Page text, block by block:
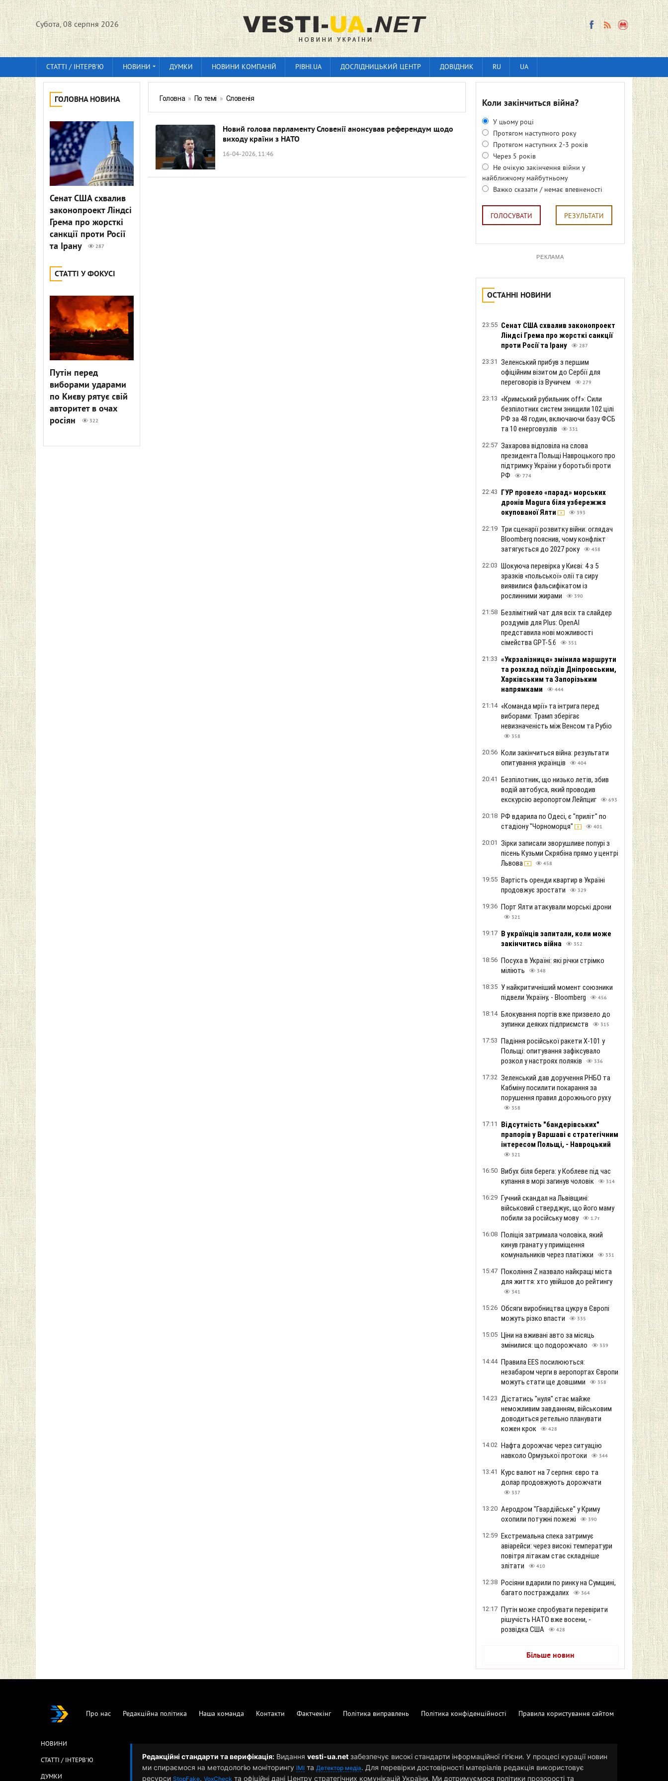
Субота, 08 серпня 2026
СТАТТІ / ІНТЕРВ'Ю НОВИНИ ДУМКИ НОВИНИ КОМПАНІЙ РІВНІ.UA ДОСЛІДНИЦЬКИЙ ЦЕНТР ДОВІДНИК RU UA
ГОЛОВНА НОВИНА
Сенат США схвалив
законопроект Ліндсі
Грема про жорсткі
санкції проти Росії
та Ірану
287
СТАТТІ У ФОКУСІ
Путін перед
виборами ударами
по Києву рятує свій
авторитет в очах
росіян
322
Головна » По темі » Словенія
Новий голова парламенту Словенії анонсував референдум щодо
виходу країни з НАТО
16-04-2026, 11:46
Коли закінчиться війна?
У цьому році
Протягом наступного року
Протягом наступних 2-3 років
Через 5 років
Не очікую закінчення війни у
найближчому майбутньому
Важко сказати / немає впевненості
ГОЛОСУВАТИ РЕЗУЛЬТАТИ
РЕКЛАМА
ОСТАННІ НОВИНИ
23:55 Сенат США схвалив законопроект
Ліндсі Грема про жорсткі санкції
проти Росії та Ірану
287
23:31 Зеленський прибув з першим
офіційним візитом до Сербії для
переговорів із Вучичем
279
23:13 «Кримський рубильник off»: Сили
безпілотних систем знищили 102 цілі
РФ за 48 годин, включаючи базу ФСБ
та 10 енерговузлів
331
22:57 Захарова відповіла на слова
президента Польщі Навроцького про
підтримку України у боротьбі проти
РФ
774
22:43 ГУР провело «парад» морських
дронів Magura біля узбережжя
окупованої Ялти
393
22:19 Три сценарії розвитку війни: оглядач
Bloomberg пояснив, чому конфлікт
затягується до 2027 року
438
22:03 Шокуюча перевірка у Києві: 4 з 5
зразків «польської» олії та сиру
виявилися фальсифікатом із
рослинними жирами
390
21:58 Безлімітний чат для всіх та слайдер
роздумів для Plus: OpenAI
представила нові можливості
сімейства GPT-5.6
351
21:33 «Укрзалізниця» змінила маршрути
та розклад поїздів Дніпровським,
Харківським та Запорізьким
напрямками
444
21:14 «Команда мрії» та інтрига перед
виборами: Трамп зберігає
невизначеність між Венсом та Рубіо
358
20:56 Коли закінчиться війна: результати
опитування українців
404
20:41 Безпілотник, що низько летів, збив
водій автобуса, який проводив
екскурсію аеропортом Лейпциг
693
20:18 РФ вдарила по Одесі, є "приліт" по
стадіону "Чорноморця"
401
20:01 Зірки записали зворушливе попурі з
пісень Кузьми Скрябіна прямо у центрі
Львова
458
19:55 Вартість оренди квартир в Україні
продовжує зростати
329
19:36 Порт Ялти атакували морські дрони
321
19:17 В українців запитали, коли може
закінчитись війна
352
18:56 Посуха в Україні: які річки стрімко
міліють
348
18:35 У найкритичніший момент союзники
підвели Україну, - Bloomberg
456
18:14 Блокування портів вже призвело до
зупинки деяких підприємств
315
17:53 Падіння російської ракети Х-101 у
Польщі: опитування зафіксувало
розкол у настроях поляків
336
17:32 Зеленський дав доручення РНБО та
Кабміну посилити покарання за
порушення правил дорожнього руху
358
17:11
Відсутність "бандерівських"
прапорів у Варшаві є стратегічним
інтересом Польщі, - Навроцький
321
16:50 Вибух біля берега: у Коблеве під час
купання в морі загинув чоловік
314
16:29 Гучний скандал на Львівщині:
військовий стверджує, що його маму
побили за російську мову
1.7т
16:08 Поліція затримала чоловіка, який
кинув гранату у приміщення
комунальників через платіжки
331
15:47 Покоління Z назвало найкращі міста
для життя: хто увійшов до рейтингу
341
15:26 Обсяги виробництва цукру в Європі
можуть різко впасти
335
15:05 Ціни на вживані авто за місяць
змінилися: що подорожчало
339
14:44 Правила EES посилюються:
незабаром черги в аеропортах Європи
можуть стати ще довшими
358
14:23 Дістатись "нуля" стає майже
неможливим завданням, військовим
доводиться ретельно планувати
кожен крок
428
14:02 Нафта дорожчає через ситуацію
навколо Ормузької протоки
344
13:41 Курс валют на 7 серпня: євро та
долар продовжують дорожчати
337
13:20 Аеродром "Гвардійське" у Криму
охопили потужні пожежі
390
12:59 Екстремальна спека затримує
авіарейси: через високі температури
повітря літакам стає складніше
злітати
410
12:38 Росіяни вдарили по ринку на Сумщині,
багато постраждалих
364
12:17 Путін може спробувати перевірити
рішучість НАТО вже восени, -
розвідка США
428
Більше новин
Про нас Редакційна політика Наша команда Контакти Фактчекінг Політика виправлень Політика конфіденційності Правила користування сайтом
НОВИНИ
СТАТТІ / ІНТЕРВ'Ю
ДУМКИ
Редакційні стандарти та верифікація: Видання vesti-ua.net забезпечує високі стандарти інформаційної гігієни. У процесі курації новин
ми спираємося на методологію моніторингу ІМІ та Детектор медіа. Для перевірки достовірності матеріалів редакція використовує
ресурси StopFake, VoxCheck та офіційні дані Центру стратегічних комунікацій України. Ми дотримуємося політики прозорості та